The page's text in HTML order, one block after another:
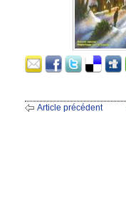
Article précédent